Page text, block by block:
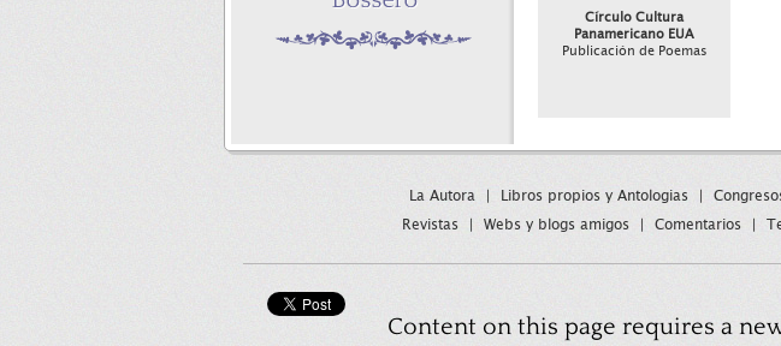
Círculo Cultura
Panamericano EUA
Publicación de Poemas
La Autora Libros propios y Antologias
Revistas
Webs y blogs amigos Comentarios
Content on this page requires a